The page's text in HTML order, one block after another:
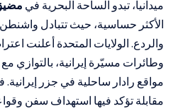
ميدانياً، تبدو الساحة البحرية في
الأكثر حساسية، حيث تتبادل
والردع. الولايات المتحدة أعلنت
وطائرات مسيّرة إيرانية، بالتوازي
مواقع رادار ساحلية في جزر إيرانية.
مقابلة تؤكد فيها استهداف سفن